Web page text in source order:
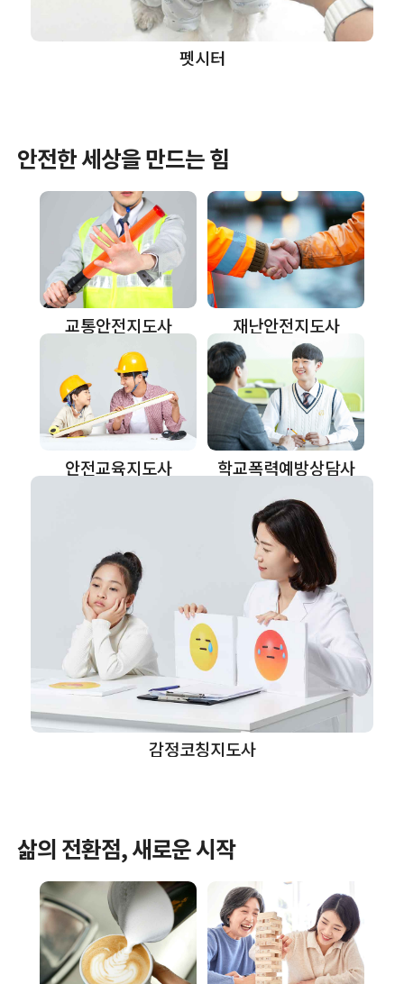
펫시터
안전한 세상을 만드는 힘
교통안전지도사 재난안전지도사
안전교육지도사 학교폭력예방상담사
감정코칭지도사
삶의 전환점, 새로운 시작